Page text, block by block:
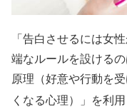
「告白させるには女
端なルールを設ける
原理（好意や行動を
くなる心理）」を利用